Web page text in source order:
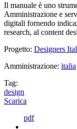
Il manuale è uno
Amministrazione e
digitali fornendo
research, al content
Progetto: Designers
Amministrazione: italia
Tag:
design
Scarica
pdf